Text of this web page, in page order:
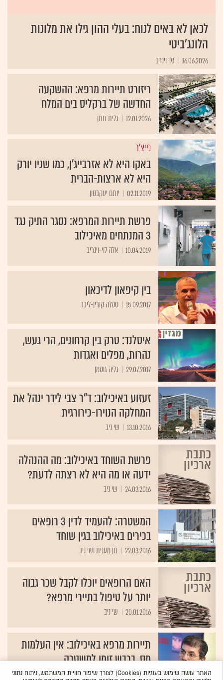
לכאן לא באים לנוח: בעלי ההון גילו את מלונות
הלונג'ביטי
16.06.2026 גלי וינרב
ריזורט תיירות מרפא: ההשקעה
החדשה של ברקליס בים המלח
12.01.2026 גלית חתן
פיצ'ר
באקו היא לא אזרבייג'ן, כמו שניו יורק
היא לא ארצות-הברית
02.11.2019 יותם יעקבסון
פרשת תיירות המרפא: נסגר התיק נגד
3 המנתחים מאיכילוב
10.04.2019 אלה לוי-וינריב
בין קיפאון לדיכאון
15.09.2017 סטלה קורין-ליבר
איסלנד: טרק בין קרחונים, הרי געש,
נהרות, מפלים ואגדות
29.07.2017 גליה גוטמן
זעזוע באיכילוב: ד"ר צבי לידר ינהל את
המחלקה הנוירו-כירורגית
13.10.2016 שי ניב
פרשת השוחד באיכילוב: מה ההנהלה
ידעה או מה היא לא רצתה לדעת?
24.03.2016 שי ניב
המשטרה: להעמיד לדין 3 רופאים
בכירים באיכילוב בגין שוחד
22.03.2016 חן מענית ושי ניב
האם הרופאים יוכלו לקבל שכר גבוה
יותר על טיפול בתיירי מרפא?
20.01.2016 שי ניב
תיירות מרפא באיכילוב: אין העלמות
מס, ברבש זומן למשטרה
02.11.2015 שי ניב
האתר עושה שימוש בעוגיות (Cookies) לצורך שיפור חוויית המשתמש, ניתוח נתוני